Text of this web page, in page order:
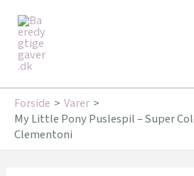
indholdet
Forside
Varer
My Little Pony Puslespil – Super
Clementoni